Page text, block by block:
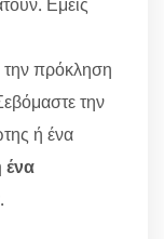
την πρόκληση
την
ή ένα
ένα